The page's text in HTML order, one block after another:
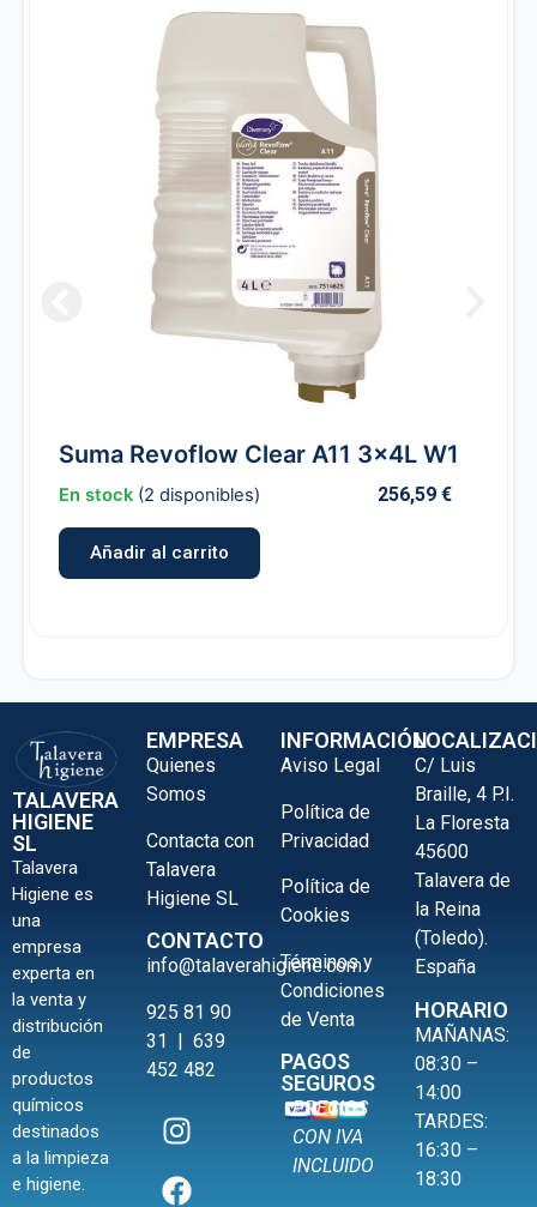
Suma Revoflow Clear A11 3x4L W1
En stock (2 disponibles) 256,59 €
Añadir al carrito
TALAVERA
HIGIENE
SL
Talavera
Higiene es
una
empresa
experta en
la venta y
distribución
de
productos
químicos
destinados
a la limpieza
e higiene.
EMPRESA
Quienes
Somos
Contacta con
Talavera
Higiene SL
CONTACTO
info@talaverahigiene.com
925 81 90
31 | 639
452 482
INFORMACIÓN
Aviso Legal
Política de
Privacidad
Política de
Cookies
Términos y
Condiciones
de Venta
PAGOS
SEGUROS
PRECIOS
CON IVA
INCLUIDO
C/ Luis
Braille, 4 P.I.
La Floresta
45600
Talavera de
la Reina
(Toledo).
España
HORARIO
MAÑANAS:
08:30 –
14:00
TARDES:
16:30 –
18:30